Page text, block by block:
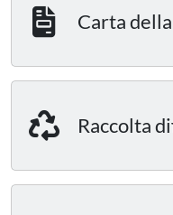
Carta
Raccolta